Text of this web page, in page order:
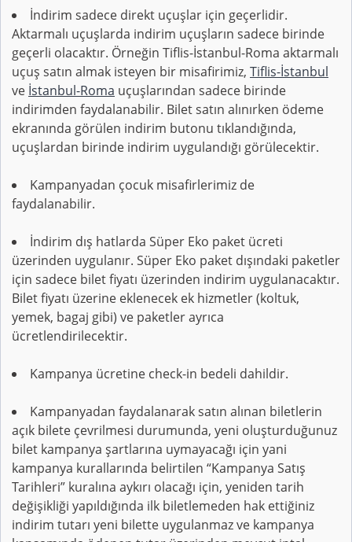
İndirim sadece direkt uçuşlar için geçerlidir.
Aktarmalı uçuşlarda indirim uçuşların sadece birinde
geçerli olacaktır. Örneğin Tiflis-İstanbul-Roma aktarmalı
uçuş satın almak isteyen bir misafirimiz, Tiflis-İstanbul
ve İstanbul-Roma uçuşlarından sadece birinde
indirimden faydalanabilir. Bilet satın alınırken ödeme
ekranında görülen indirim butonu tıklandığında,
uçuşlardan birinde indirim uygulandığı görülecektir.
Kampanyadan çocuk misafirlerimiz de
faydalanabilir.
İndirim dış hatlarda Süper Eko paket ücreti
üzerinden uygulanır. Süper Eko paket dışındaki paketler
için sadece bilet fiyatı üzerinden indirim uygulanacaktır.
Bilet fiyatı üzerine eklenecek ek hizmetler (koltuk,
yemek, bagaj gibi) ve paketler ayrıca
ücretlendirilecektir.
Kampanya ücretine check-in bedeli dahildir.
Kampanyadan faydalanarak satın alınan biletlerin
açık bilete çevrilmesi durumunda, yeni oluşturduğunuz
bilet kampanya şartlarına uymayacağı için yani
kampanya kurallarında belirtilen “Kampanya Satış
Tarihleri” kuralına aykırı olacağı için, yeniden tarih
değişikliği yapıldığında ilk biletlemeden hak ettiğiniz
indirim tutarı yeni bilette uygulanmaz ve kampanya